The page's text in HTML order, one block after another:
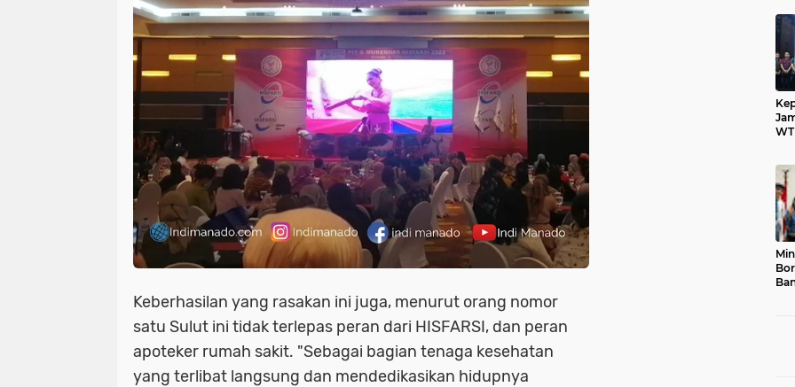
Keberhasilan yang rasakan ini juga, menurut orang nomor
satu Sulut ini tidak terlepas peran dari HISFARSI, dan peran
apoteker rumah sakit. "Sebagai bagian tenaga kesehatan
yang terlibat langsung dan mendedikasikan hidupnya